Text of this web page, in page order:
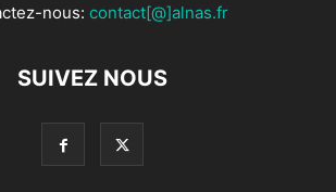
nous: contact[@]alnas.fr
SUIVEZ NOUS